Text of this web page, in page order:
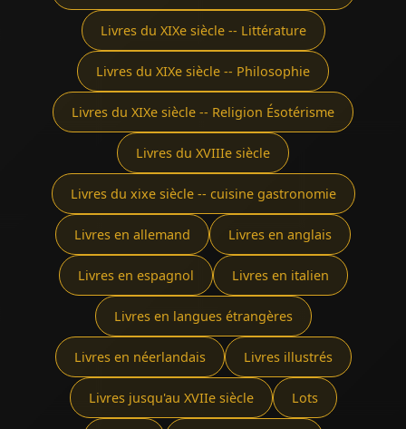
Livres du XIXe siècle -- Littérature
Livres du XIXe siècle -- Philosophie
Livres du XIXe siècle -- Religion Ésotérisme
Livres du XVIIIe siècle
Livres du xixe siècle -- cuisine gastronomie
Livres en allemand Livres en anglais
Livres en espagnol Livres en italien
Livres en langues étrangères
Livres en néerlandais Livres illustrés
Livres jusqu'au XVIIe siècle Lots